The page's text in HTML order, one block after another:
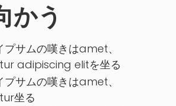
かう
サムの嘆きはamet、
adipiscing elitを坐る
サムの嘆きはamet、
坐る